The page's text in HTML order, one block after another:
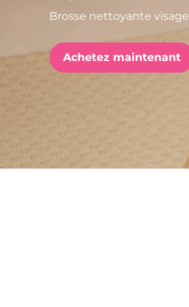
Brosse nettoyante visage
Achetez maintenant
issa™ Teeth Whitening Set
FAQ™ Dual LED Panel
POPULAIRE